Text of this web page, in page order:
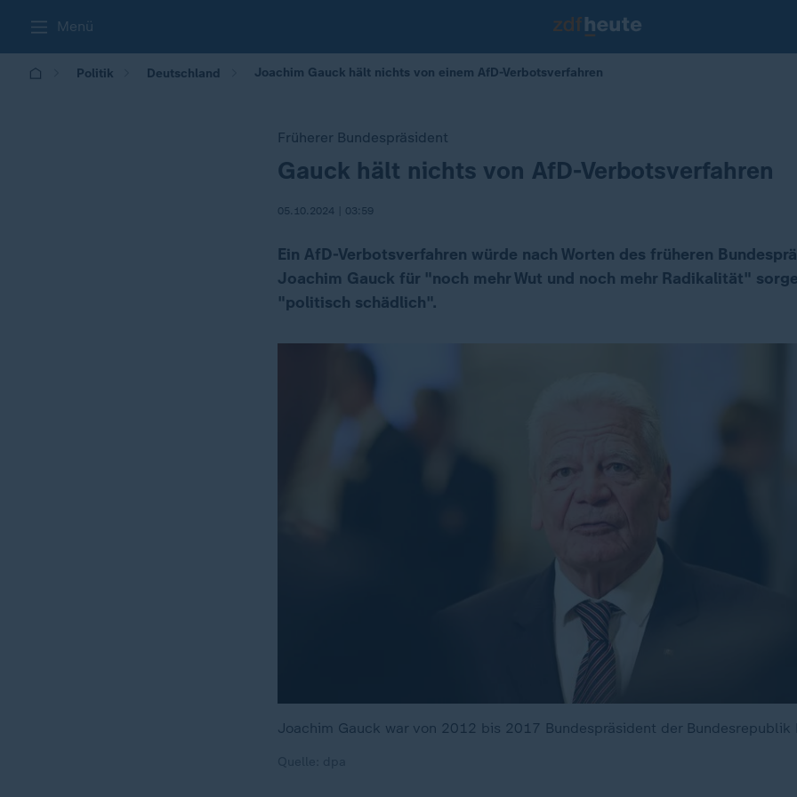
Menü
Politik Deutschland Joachim Gauck hält nichts von einem AfD-Verbotsverfahren
Früherer Bundespräsident
:
Gauck hält nichts von AfD-Verbotsverfahren
05.10.2024 | 03:59
Ein AfD-Verbotsverfahren würde nach Worten des früheren
Joachim Gauck für "noch mehr Wut und noch mehr Radikalität"
"politisch schädlich".
Joachim Gauck war von 2012 bis 2017 Bundespräsident der Bundesrepublik